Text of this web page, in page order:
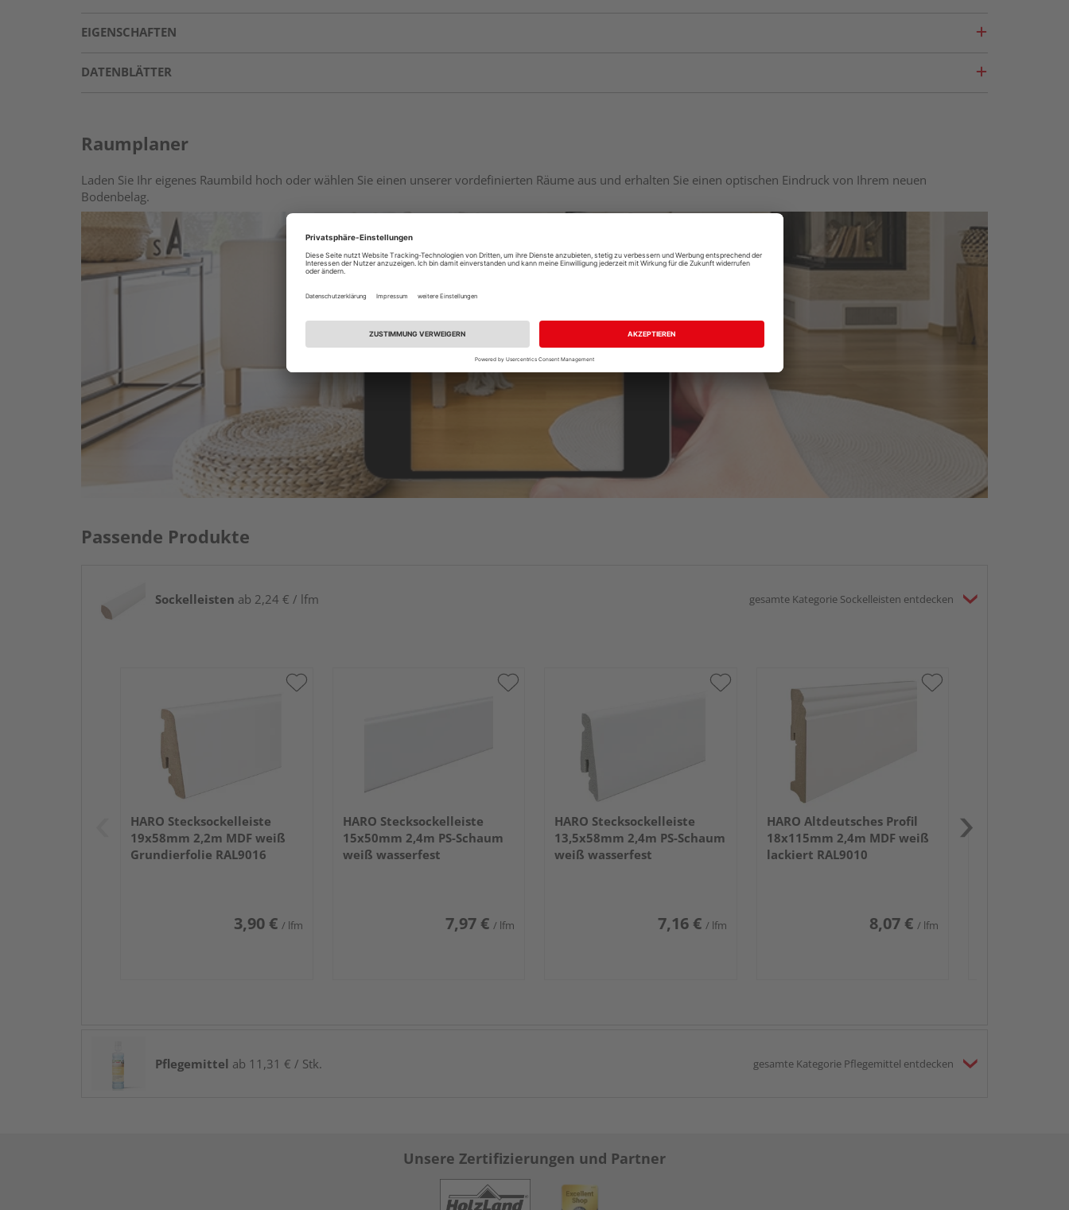
EIGENSCHAFTEN
DATENBLÄTTER
Raumplaner
Laden Sie Ihr eigenes Raumbild hoch oder wählen Sie einen unserer vordefinierten Räume aus und erhalten Sie einen optischen Eindruck von Ihrem neuen
Bodenbelag.
Raumplaner
Passende Produkte
Sockelleisten ab 2,24 € / lfm gesamte Kategorie Sockelleisten entdecken
HARO Stecksockelleiste
19x58mm 2,2m MDF weiß
Grundierfolie RAL9016
3,90 € / lfm
HARO Stecksockelleiste
15x50mm 2,4m PS-Schaum
weiß wasserfest
7,97 € / lfm
HARO Stecksockelleiste
13,5x58mm 2,4m PS-Schaum
weiß wasserfest
7,16 € / lfm
HARO Altdeutsches Profil
18x115mm 2,4m MDF weiß
lackiert RAL9010
8,07 € / lfm
Pflegemittel ab 11,31 € / Stk. gesamte Kategorie Pflegemittel entdecken
Unsere Zertifizierungen und Partner